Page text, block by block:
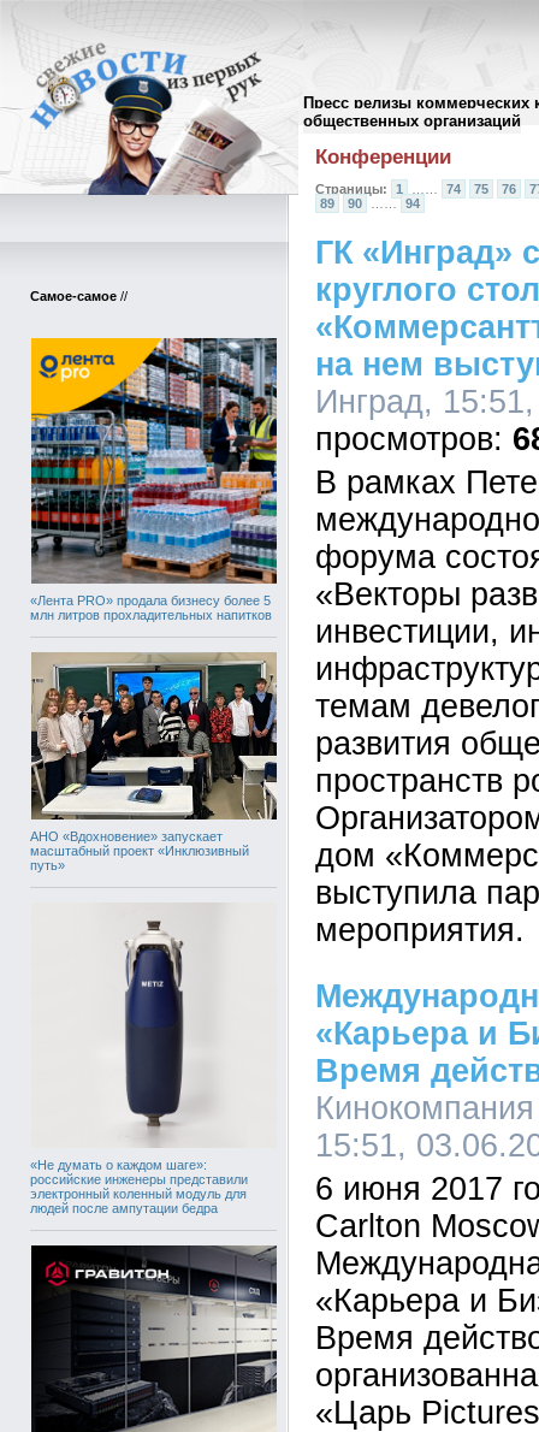
Пресс релизы коммерческих
общественных организаций
Самое-самое //
«Лента PRO» продала бизнесу более 5
млн литров прохладительных напитков
АНО «Вдохновение» запускает
масштабный проект «Инклюзивный
путь»
«Не думать о каждом шаге»:
российские инженеры представили
электронный коленный модуль для
людей после ампутации бедра
Архив пресс-релизов//
Конференции
Страницы: 1 74 75 76
89
90 …… 94
ГК «Инград»
круглого
на нем
Инград,
В рамках
форума
«Векторы
инвестиции,
темам
развития
пространств
дом
выступила
мероприятия.
«Карьера и
Время
15:51,
6 июня 2017
Carlton
«Карьера и
Время
«Царь